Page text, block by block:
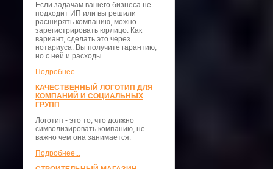
Если задачам вашего бизнеса не
подходит ИП или вы решили
расширять компанию, можно
зарегистрировать юрлицо. Как
вариант, сделать это через
нотариуса. Вы получите гарантию,
но с ней и расходы
Подробнее...
КАЧЕСТВЕННЫЙ ЛОГОТИП ДЛЯ
КОМПАНИЙ И СОЦИАЛЬНЫХ
ГРУПП
Логотип - это то, что должно
символизировать компанию, не
важно чем она занимается.
Подробнее...